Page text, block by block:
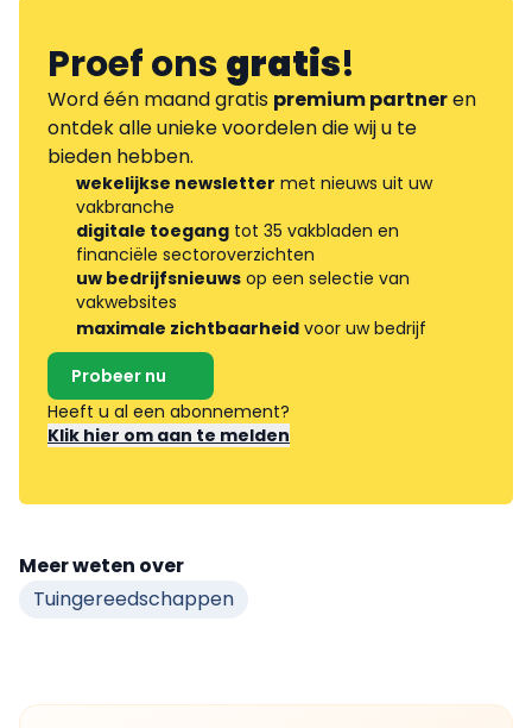
Proef onsgratis!
Word één maand gratis premium partneren
ontdek alle unieke voordelen die wij u te
bieden hebben.
wekelijkse newsletter met nieuws uit uw
vakbranche
digitale toegang tot 35 vakbladen en
financiële sectoroverzichten
uw bedrijfsnieuws op een selectie van
vakwebsites
maximale zichtbaarheid voor uw bedrijf
Probeer nu
Heeft u al een abonnement?
Klik hier om aan te melden
Meer weten over
Tuingereedschappen